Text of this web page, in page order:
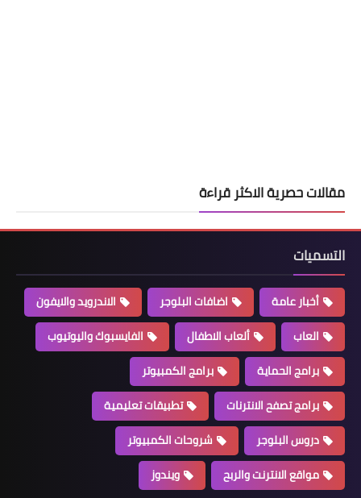
مقالات حصرية الاكثر قراءة
التسميات
أخبار عامة اضافات البلوجر
الاندرويد والايفون
العاب
ألعاب الاطفال
الفايسبوك واليوتيوب
برامج الحماية
برامج الكمبيوتر
برامج تصفح الانترنات
تطبيقات تعليمية
دروس البلوجر
شروحات الكمبيوتر
مواقع الانترنت والربح
ويندوز